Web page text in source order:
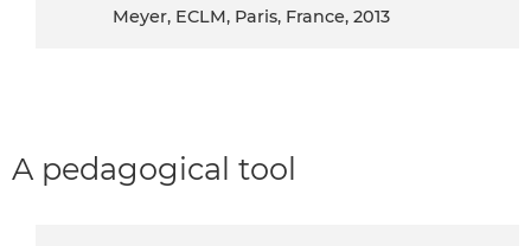
Meyer, ECLM, Paris, France, 2013
A pedagogical tool